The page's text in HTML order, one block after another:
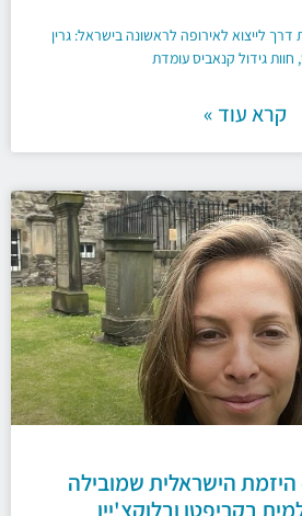
לייצוא לאירופה לראשונה בישראל: גרין
חוות גידול קנאביס עומדת
קרא עוד »
היזמת הישראלית שמובילה
בקריפטו ובלוקצ'יין